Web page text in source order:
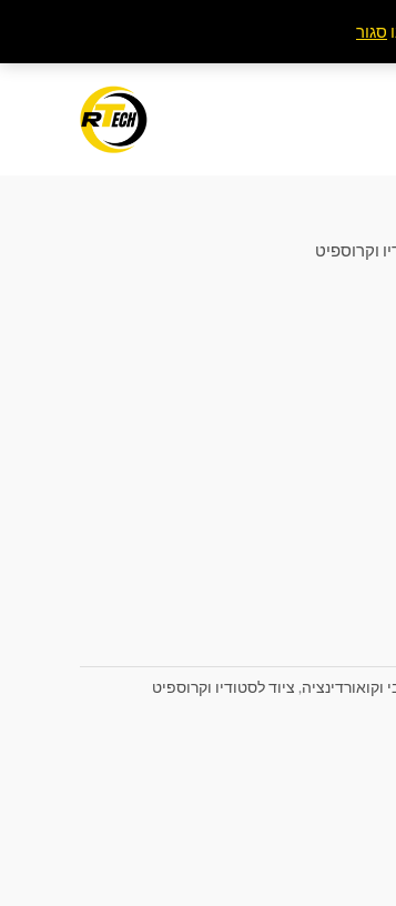
סגור
וקרוספיט
וקואורדינציה, ציוד לסטודיו וקרוספיט